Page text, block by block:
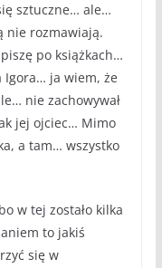
sztuczne… ale…
nie rozmawiają.
po książkach…
Igora… ja wiem, że
nie zachowywał
jej ojciec… Mimo
a tam… wszystko
w tej zostało kilka
to jakiś
się w